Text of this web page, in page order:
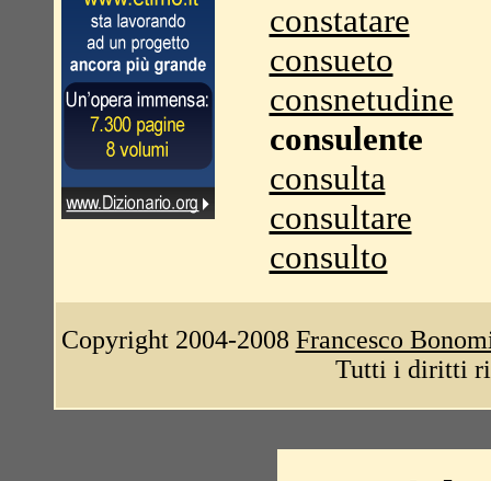
constatare
consueto
consnetudine
consulente
consulta
consultare
consulto
Copyright 2004-2008 Francesco
Tutti i diritti